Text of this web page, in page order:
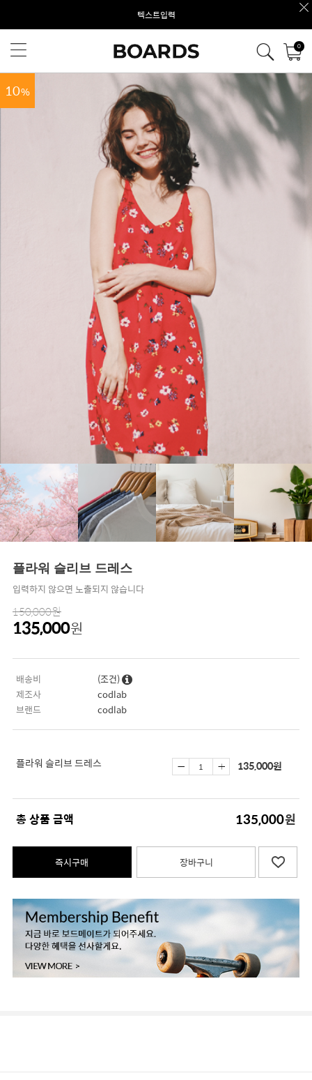
텍스트입력
0
10%
플라워 슬리브 드레스
입력하지 않으면 노출되지 않습니다
150,000원
135,000원
배송비
(조건)
제조사
codlab
브랜드
codlab
플라워 슬리브 드레스 135,000원
총 상품 금액 135,000원
즉시구매 장바구니